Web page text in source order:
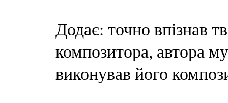
Додає: точно впізнав
композитора, автора
виконував його